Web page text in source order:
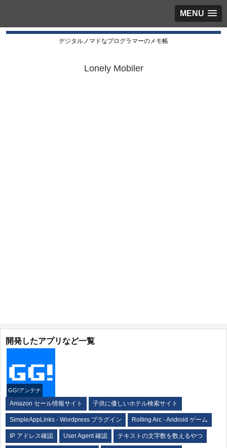
MENU
デジタルノマドなプログラマーのメモ帳
Lonely Mobiler
開発したアプリなど一覧
GG!アンテナ
Amazon セール情報サイト 子供に優しいホテル検索サイト
SimpleAppLinks - Wordpress プラグイン Rolling Arc - Android ゲーム
IP アドレス確認 User Agent 確認 テキストの文字数を数えるやつ